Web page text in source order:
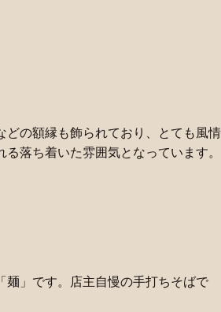
どの額縁も飾られており、とても風情
落ち着いた雰囲気となっています。
麺」です。店主自慢の手打ちそばで